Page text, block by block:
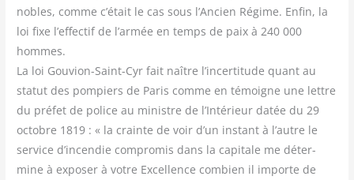
nobles, comme c’était le cas sous l’Ancien Régime. Enfin, la
loi fixe l’effectif de l’armée en temps de paix à 240 000
hommes.
La loi Gou­vion-Saint-Cyr fait naître l’incertitude quant au
sta­tut des pom­piers de Paris comme en témoigne une lettre
du pré­fet de police au ministre de l’Intérieur datée du 29
octobre 1819 : « la crainte de voir d’un ins­tant à l’autre le
ser­vice d’incendie com­pro­mis dans la capi­tale me déter­
mine à expo­ser à votre Excel­lence com­bien il importe de